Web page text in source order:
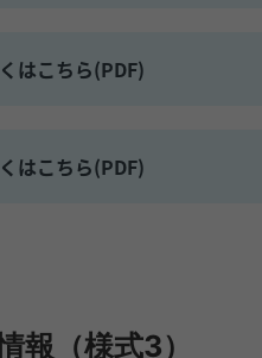
はこちら(PDF)
はこちら(PDF)
報（様式3）